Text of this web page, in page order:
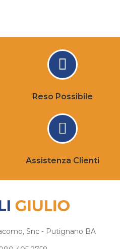
Reso Possibile
Assistenza Clienti
Snc - Putignano BA